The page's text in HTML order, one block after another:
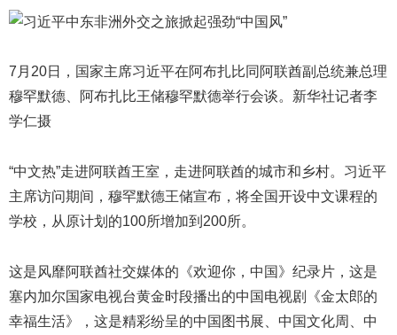
7月20日，国家主席习近平在阿布扎比同阿联酋副总统兼总理
穆罕默德、阿布扎比王储穆罕默德举行会谈。新华社记者李
学仁摄
“中文热”走进阿联酋王室，走进阿联酋的城市和乡村。习近平
主席访问期间，穆罕默德王储宣布，将全国开设中文课程的
学校，从原计划的100所增加到200所。
这是风靡阿联酋社交媒体的《欢迎你，中国》纪录片，这是
塞内加尔国家电视台黄金时段播出的中国电视剧《金太郎的
幸福生活》，这是精彩纷呈的中国图书展、中国文化周、中